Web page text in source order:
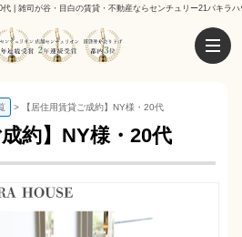
| 雑司が谷・目白の賃貸・不動産ならセンチュリー21パキラハ
【居住用賃貸ご成約】NY様・20代
成約】NY様・20代